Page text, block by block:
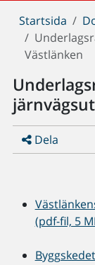
Du
är
här:
Startsida
Västlänken
Dela
(pdf-fil, 5